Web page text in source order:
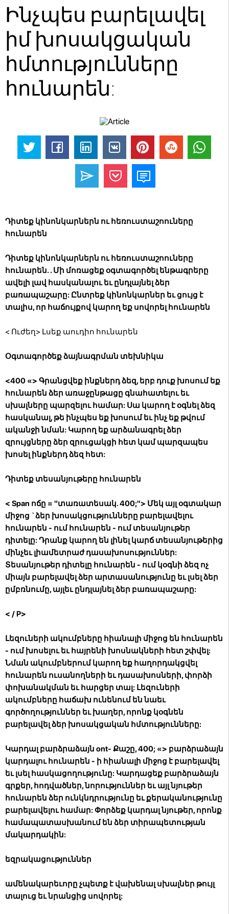
Ինչպես բարելավել
իմ խոսակցական
հմտությունները
հունարեն:
Դիտեք կինոնկարներն ու հեռուստաշոուները
հունարեն
Դիտեք կինոնկարներն ու հեռուստաշոուները
հունարեն. . Մի մոռացեք օգտագործել ենթագրերը
ավելի լավ հասկանալու եւ ընդլայնել ձեր
բառապաշարը: Ընտրեք կինոնկարներ եւ ցույց է
տալիս, որ հաճույքով կարող եք սովորել հունարեն
< Ուժեղ> Լսեք աուդիո հունարեն
Օգտագործեք ձայնագրման տեխնիկա
<400 «> Գրանցվեք ինքներդ ձեզ, երբ դուք խոսում եք
հունարեն ձեր առաջընթացը գնահատելու եւ
սխալները պարզելու համար: Սա կարող է օգնել ձեզ
հասկանալ, թե ինչպես եք խոսում եւ ինչ եք թվում
ականջի նման: Կարող եք արձանագրել ձեր
զրույցները ձեր զրուցակցի հետ կամ պարզապես
խոսել ինքներդ ձեզ հետ:
Դիտեք տեսանյութերը հունարեն
< Span ոճը = "տառատեսակ. 400;"> Մեկ այլ օգտակար
միջոց `ձեր խոսակցությունները բարելավելու
հունարեն - ում հունարեն - ում տեսանյութեր
դիտելը: Դրանք կարող են լինել կարճ տեսանյութերից
մինչեւ լիամետրաժ դասախոսություններ:
Տեսանյութեր դիտելը հունարեն - ում կօգնի ձեզ ոչ
միայն բարելավել ձեր արտասանությունը եւ լսել ձեր
ըմբռնումը, այլեւ ընդլայնել ձեր բառապաշարը:
< / P>
Լեզուների ակումբները հիանալի միջոց են հունարեն
- ում խոսելու եւ հայրենի խոսնակների հետ շփվել:
Նման ակումբներում կարող եք հաղորդակցվել
հունարեն ուսանողների եւ դասախոսների, փորձի
փոխանակման եւ հարցեր տալ: Լեզուների
ակումբները հաճախ ունենում են նաեւ
գործողություններ եւ խաղեր, որոնք կօգնեն
բարելավել ձեր խոսակցական հմտությունները:
Կարդալ բարձրաձայն ont- Քաշը, 400; «> բարձրաձայն
կարդալու հունարեն - ի հիանալի միջոց է բարելավել
եւ լսել հասկացողությունը: Կարդացեք բարձրաձայն
գրքեր, հոդվածներ, նորություններ եւ այլ նյութեր
հունարեն ձեր ունկնդրությունը եւ քերականությունը
բարելավելու համար: Փորձեք կարդալ նյութեր, որոնք
համապատասխանում են ձեր տիրապետության
մակարդակին:
եզրակացություններ
ամենակարեւորը չպետք է վախենալ սխալներ թույլ
տալուց եւ նրանցից սովորել: